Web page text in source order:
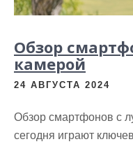
Обзор
камерой
24 АВГУСТА 2024
Обзор смартфонов с
сегодня играют